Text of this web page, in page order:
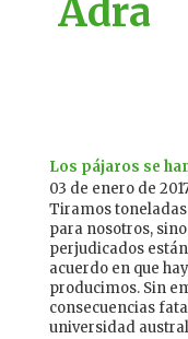
Los pájaros se
03 de enero de
Tiramos toneladas
para nosotros,
perjudicados
acuerdo en que
producimos. Sin
consecuencias
universidad